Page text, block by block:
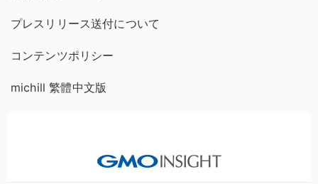
プレスリリース送付について
コンテンツポリシー
michill 繁體中文版